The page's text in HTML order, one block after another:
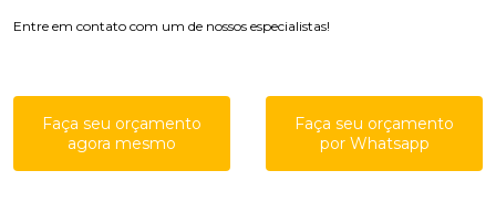
Entre em contato com um de nossos especialistas!
Faça seu orçamento
agora mesmo
Faça seu orçamento
por Whatsapp